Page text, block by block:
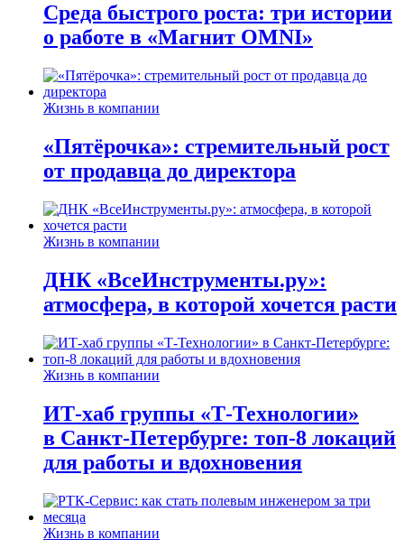
Среда быстрого роста: три истории
о работе в «Магнит OMNI»
Жизнь в компании
«Пятёрочка»: стремительный рост
от продавца до директора
Жизнь в компании
ДНК «ВсеИнструменты.ру»:
атмосфера, в которой хочется расти
Жизнь в компании
ИТ-хаб группы «Т-Технологии»
в Санкт-Петербурге: топ-8 локаций
для работы и вдохновения
Жизнь в компании